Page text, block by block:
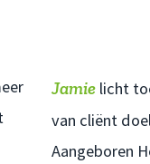
Jamie licht
van cliënt
Aangeboren